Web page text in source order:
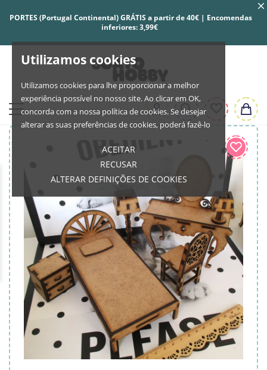
Utilizamos cookies
Utilizamos cookies para lhe proporcionar a melhor
experiência possível no nosso site. Ao clicar em OK,
concorda com a nossa política de cookies. Se desejar
alterar as suas preferências de cookies, poderá fazê-lo
ACEITAR
RECUSAR
ALTERAR DEFINIÇÕES DE COOKIES
PORTES (Portugal Continental) GRÁTIS a partir de 40€ | Encomendas
inferiores: 3,99€